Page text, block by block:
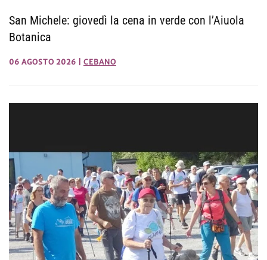
San Michele: giovedì la cena in verde con l’Aiuola
Botanica
06 AGOSTO 2026 CEBANO